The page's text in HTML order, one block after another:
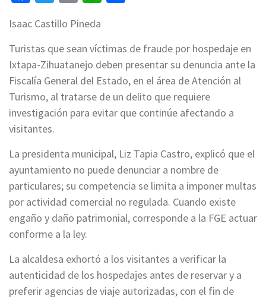
Isaac Castillo Pineda
Turistas que sean víctimas de fraude por hospedaje en
Ixtapa-Zihuatanejo deben presentar su denuncia ante la
Fiscalía General del Estado, en el área de Atención al
Turismo, al tratarse de un delito que requiere
investigación para evitar que continúe afectando a
visitantes.
La presidenta municipal, Liz Tapia Castro, explicó que el
ayuntamiento no puede denunciar a nombre de
particulares; su competencia se limita a imponer multas
por actividad comercial no regulada. Cuando existe
engaño y daño patrimonial, corresponde a la FGE actuar
conforme a la ley.
La alcaldesa exhortó a los visitantes a verificar la
autenticidad de los hospedajes antes de reservar y a
preferir agencias de viaje autorizadas, con el fin de